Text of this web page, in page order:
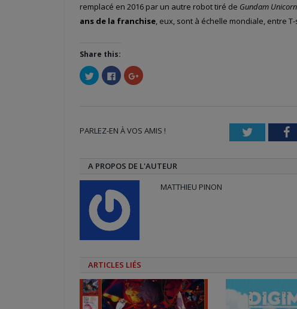
remplacé en 2016 par un autre robot tiré de Gundam Unicorn
ans de la franchise, eux, sont à échelle mondiale, entre
Share this:
Cliquez
pour
partager
fenêtre)
Cliquez
pour
partager
fenêtre)
Cliquez
pour
nouvelle
PARLEZ-EN À VOS AMIS ! Twitter
A PROPOS DE L'AUTEUR
MATTHIEU PINON
ARTICLES LIÉS